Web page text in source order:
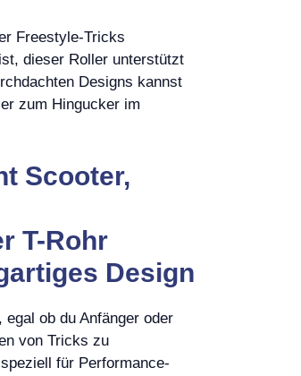
Freestyle-Tricks
dieser Roller unterstützt
Designs kannst
zum Hingucker im
Scooter,
T-Rohr
Design
ob du Anfänger oder
von Tricks zu
für Performance-